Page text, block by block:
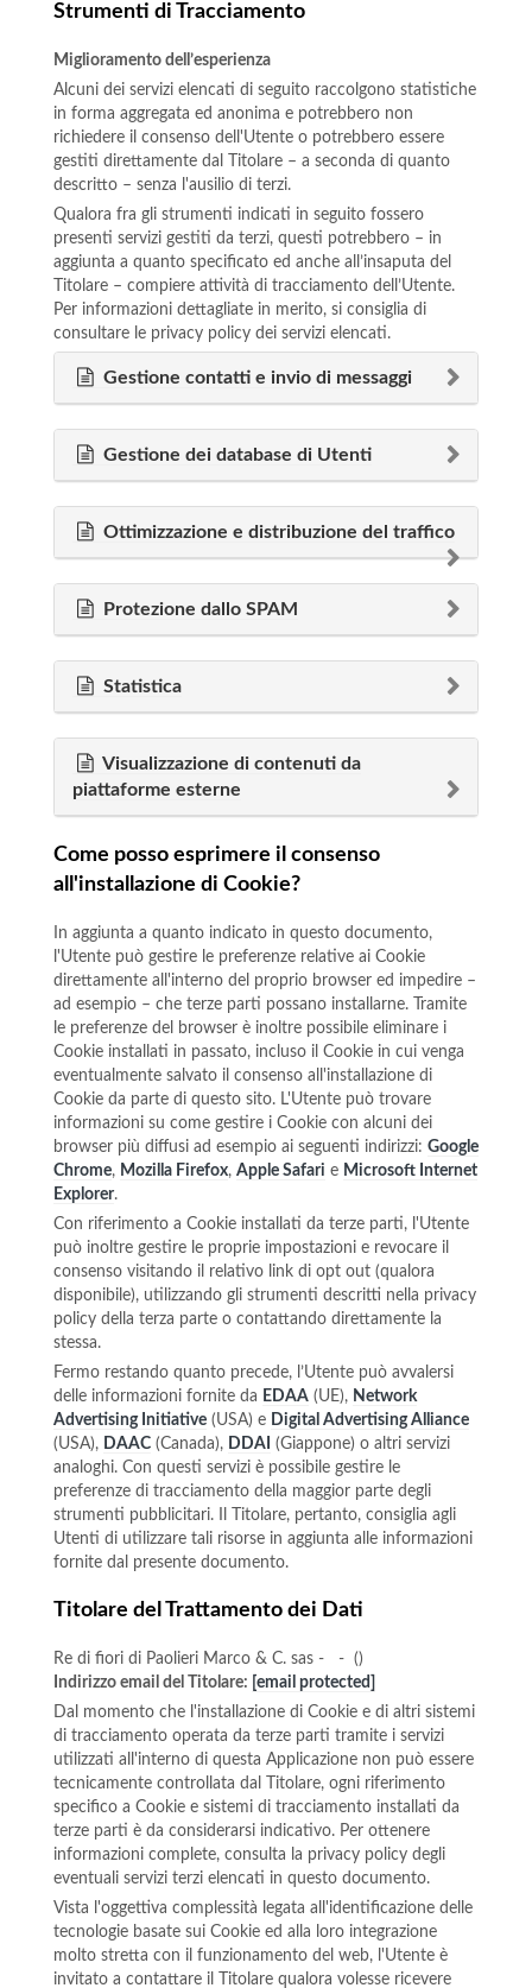
Strumenti di Tracciamento
Miglioramento dell’esperienza
Alcuni dei servizi elencati di seguito raccolgono statistiche
in forma aggregata ed anonima e potrebbero non
richiedere il consenso dell'Utente o potrebbero essere
gestiti direttamente dal Titolare – a seconda di quanto
descritto – senza l'ausilio di terzi.
Qualora fra gli strumenti indicati in seguito fossero
presenti servizi gestiti da terzi, questi potrebbero – in
aggiunta a quanto specificato ed anche all’insaputa del
Titolare – compiere attività di tracciamento dell’Utente.
Per informazioni dettagliate in merito, si consiglia di
consultare le privacy policy dei servizi elencati.
Gestione contatti e invio di messaggi
Gestione dei database di Utenti
Ottimizzazione e distribuzione del traffico
Protezione dallo SPAM
Statistica
Visualizzazione di contenuti da
piattaforme esterne
Come posso esprimere il consenso
all'installazione di Cookie?
In aggiunta a quanto indicato in questo documento,
l'Utente può gestire le preferenze relative ai Cookie
direttamente all'interno del proprio browser ed impedire –
ad esempio – che terze parti possano installarne. Tramite
le preferenze del browser è inoltre possibile eliminare i
Cookie installati in passato, incluso il Cookie in cui venga
eventualmente salvato il consenso all'installazione di
Cookie da parte di questo sito. L'Utente può trovare
informazioni su come gestire i Cookie con alcuni dei
browser più diffusi ad esempio ai seguenti indirizzi: Google
Chrome, Mozilla Firefox, Apple Safari e Microsoft Internet
Explorer.
Con riferimento a Cookie installati da terze parti, l'Utente
può inoltre gestire le proprie impostazioni e revocare il
consenso visitando il relativo link di opt out (qualora
disponibile), utilizzando gli strumenti descritti nella privacy
policy della terza parte o contattando direttamente la
stessa.
Fermo restando quanto precede, l’Utente può avvalersi
delle informazioni fornite da EDAA(UE), Network
Advertising Initiative(USA) e Digital Advertising Alliance
(USA), DAAC(Canada), DDAI (Giappone) o altri servizi
analoghi. Con questi servizi è possibile gestire le
preferenze di tracciamento della maggior parte degli
strumenti pubblicitari. Il Titolare, pertanto, consiglia agli
Utenti di utilizzare tali risorse in aggiunta alle informazioni
fornite dal presente documento.
Titolare del Trattamento dei Dati
Re di fiori di Paolieri Marco & C. sas - - ()
Indirizzo email del Titolare: [email protected]
Dal momento che l'installazione di Cookie e di altri sistemi
di tracciamento operata da terze parti tramite i servizi
utilizzati all'interno di questa Applicazione non può essere
tecnicamente controllata dal Titolare, ogni riferimento
specifico a Cookie e sistemi di tracciamento installati da
terze parti è da considerarsi indicativo. Per ottenere
informazioni complete, consulta la privacy policy degli
eventuali servizi terzi elencati in questo documento.
Vista l'oggettiva complessità legata all'identificazione delle
tecnologie basate sui Cookie ed alla loro integrazione
molto stretta con il funzionamento del web, l'Utente è
invitato a contattare il Titolare qualora volesse ricevere